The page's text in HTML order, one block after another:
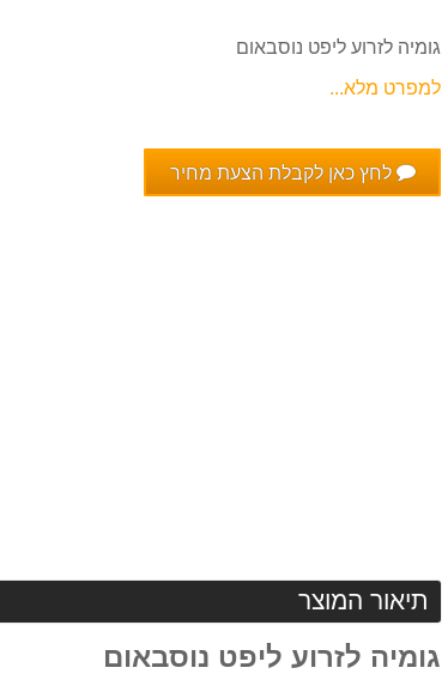
גומיה לזרוע ליפט נוסבאום
למפרט מלא...
לחץ כאן לקבלת הצעת מחיר
תיאור המוצר
גומיה לזרוע ליפט נוסבאום